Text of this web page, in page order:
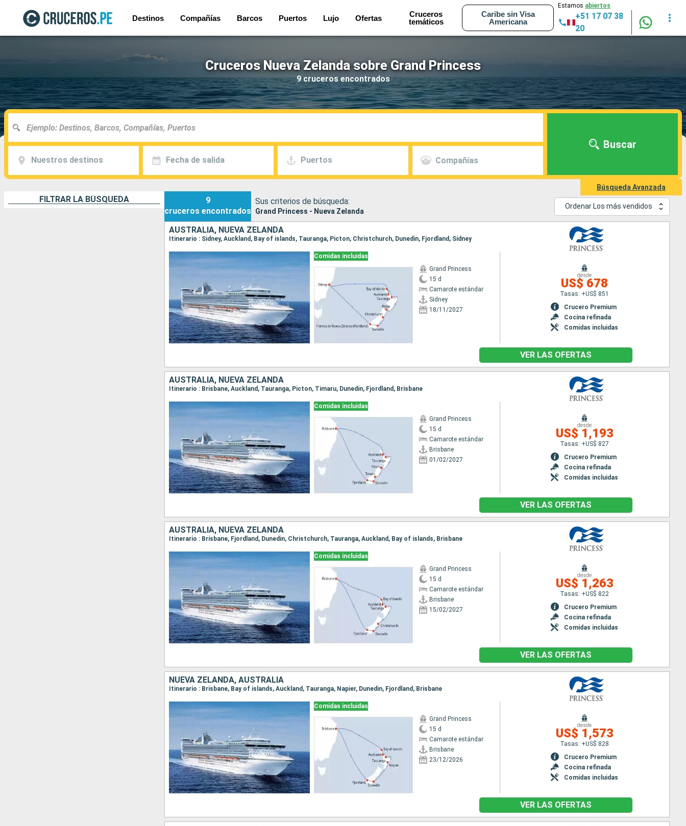
Destinos Compañías Barcos Puertos Lujo Ofertas
Cruceros
temáticos
Caribe sin Visa
Americana
Estamos abiertos
+51 17 07 38
20
Cruceros Nueva Zelanda sobre Grand Princess
9 cruceros encontrados
Nuestros destinos Fecha de salida Puertos Compañías
Buscar
Búsqueda Avanzada
FILTRAR LA BÚSQUEDA
9
cruceros encontrados
Sus criterios de búsqueda:
Grand Princess - Nueva Zelanda
Ordenar Los más vendidos
AUSTRALIA, NUEVA ZELANDA
Itinerario : Sidney, Auckland, Bay of islands, Tauranga, Picton, Christchurch, Dunedin, Fjordland, Sidney
Comidas incluidas
Grand Princess
15 d
Camarote estándar
Sidney
18/11/2027
desde
US$ 678
Tasas: +US$ 851
Crucero Premium
Cocina refinada
Comidas incluidas
VER LAS OFERTAS
AUSTRALIA, NUEVA ZELANDA
Itinerario : Brisbane, Auckland, Tauranga, Picton, Timaru, Dunedin, Fjordland, Brisbane
Comidas incluidas
Grand Princess
15 d
Camarote estándar
Brisbane
01/02/2027
desde
US$ 1,193
Tasas: +US$ 827
Crucero Premium
Cocina refinada
Comidas incluidas
VER LAS OFERTAS
AUSTRALIA, NUEVA ZELANDA
Itinerario : Brisbane, Fjordland, Dunedin, Christchurch, Tauranga, Auckland, Bay of islands, Brisbane
Comidas incluidas
Grand Princess
15 d
Camarote estándar
Brisbane
15/02/2027
desde
US$ 1,263
Tasas: +US$ 822
Crucero Premium
Cocina refinada
Comidas incluidas
VER LAS OFERTAS
NUEVA ZELANDA, AUSTRALIA
Itinerario : Brisbane, Bay of islands, Auckland, Tauranga, Napier, Dunedin, Fjordland, Brisbane
Comidas incluidas
Grand Princess
15 d
Camarote estándar
Brisbane
23/12/2026
desde
US$ 1,573
Tasas: +US$ 828
Crucero Premium
Cocina refinada
Comidas incluidas
VER LAS OFERTAS